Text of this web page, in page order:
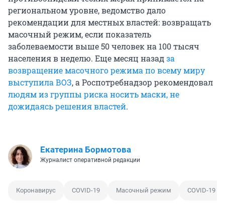
региональном уровне, ведомство дало
рекомендации для местных властей: возвращать
масочный режим, если показатель
заболеваемости выше 50 человек на 100 тысяч
населения в неделю. Еще месяц назадза
возвращение масочного режима по всему миру
выступила ВОЗ, а Роспотребнадзор рекомендовал
людям из группы риска носить маски, не
дожидаясь решения властей.
Екатерина Бормотова
Журналист оперативной редакции
Коронавирус COVID-19 Масочный режим COVID-19